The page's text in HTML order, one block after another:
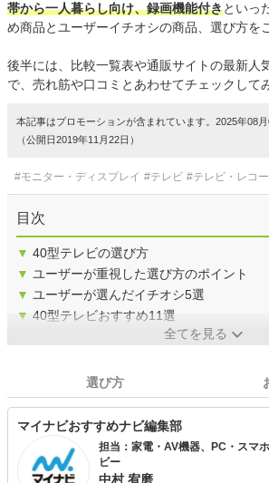
帯から一人暮らし向け、録画機能付きといっ
め商品とユーザーイチオシの商品、選び方を
後半には、比較一覧表や通販サイトの最新人
で、売れ筋や口コミとあわせてチェックして
本記事はプロモーションが含まれています。2025年08
（公開日2019年11月22日）
#モニター・ディスプレイ #テレビ #テレビ・レコ
目次
▼ 40型テレビの選び方
▼ ユーザーが重視した選び方のポイント
▼ ユーザーが選んだイチオシ5選
▼ 40型テレビおすすめ11選
全てを見る
選び方
マイナビおすすめナビ編集部
担当：家電・AV機器、PC・スマ
ビー
中村 宥磨